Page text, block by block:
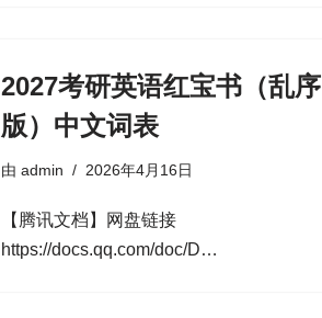
2027考研英语红宝书（乱序
版）中文词表
由 admin 2026年4月16日
【腾讯文档】网盘链接
https://docs.qq.com/doc/D…